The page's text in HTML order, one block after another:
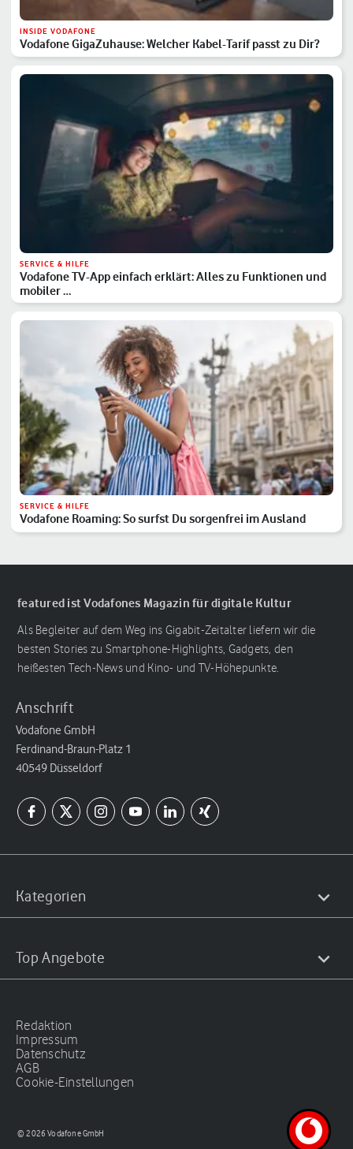
INSIDE VODAFONE
Vodafone GigaZuhause: Welcher Kabel-Tarif passt zu Dir?
SERVICE & HILFE
Vodafone TV-App einfach erklärt: Alles zu Funktionen und
mobiler …
SERVICE & HILFE
Vodafone Roaming: So surfst Du sorgenfrei im Ausland
featured ist Vodafones Magazin für digitale Kultur
Als Begleiter auf dem Weg ins Gigabit-Zeitalter liefern wir die
besten Stories zu Smartphone-Highlights, Gadgets, den
heißesten Tech-News und Kino- und TV-Höhepunkte.
Anschrift
Vodafone GmbH
Ferdinand-Braun-Platz 1
40549 Düsseldorf
Kategorien
Top Angebote
Redaktion
Impressum
Datenschutz
AGB
Cookie-Einstellungen
© 2026 Vodafone GmbH